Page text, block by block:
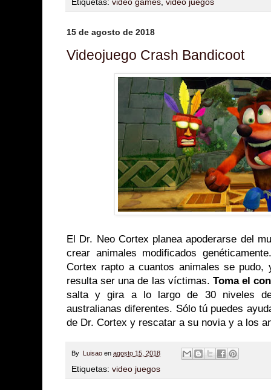
Etiquetas: video games, video juegos
15 de agosto de 2018
Videojuego Crash Bandicoot
El Dr. Neo Cortex planea apoderarse del
crear animales modificados
Cortex rapto a cuantos animales se pudo,
resulta ser una de las víctimas. Toma el
salta y gira a lo largo de 30 niveles
australianas diferentes. Sólo tú puedes
de Dr. Cortex y rescatar a su novia y a los
By Luisao en agosto 15, 2018
Etiquetas: video juegos